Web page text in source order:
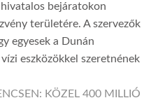
bejáratokon
területére. A szervezők
egyesek a Dunán
eszközökkel szeretnének
KÖZEL 400 MILLIÓ